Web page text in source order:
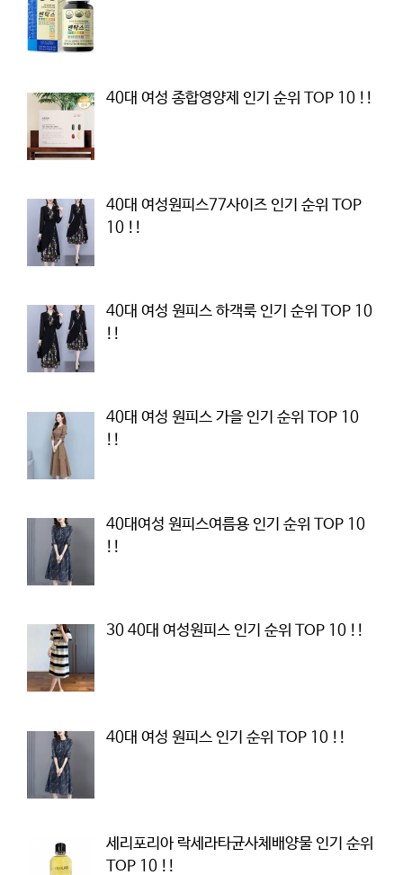
40대 여성 종합영양제 인기 순위 TOP 10 !!
40대 여성원피스77사이즈 인기 순위 TOP
10 !!
40대 여성 원피스 하객룩 인기 순위 TOP 10
!!
40대 여성 원피스 가을 인기 순위 TOP 10
!!
40대여성 원피스여름용 인기 순위 TOP 10
!!
30 40대 여성원피스 인기 순위 TOP 10 !!
40대 여성 원피스 인기 순위 TOP 10 !!
세리포리아 락세라타균사체배양물 인기 순위
TOP 10 !!